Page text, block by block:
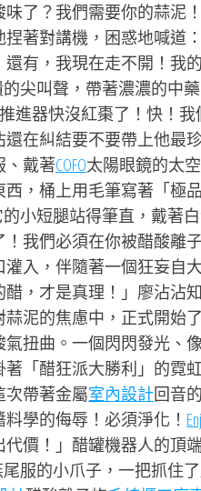
了？我們需要你的蒜泥
著對講機，困惑地喊道
有，我現在走不開！我
尖叫聲，帶著濃濃的中
進器快沒紅棗了！快！我
在糾結要不要帶上他最
、戴著COFO太陽眼鏡的太
，桶上用毛筆寫著「極
小短腿站得筆直，戴著
我們必須在你被醋酸離
入，伴隨著一個狂妄自
，才是真理！」廖沾沾
泥的焦慮中，正式開始
扭曲。一個閃閃發光、
「醋狂派大勝利」的霓
次帶著金屬室內設計回音
學的侮辱！必須淨化！
價！」醋罐機器人的頂
服的小爪子，一把抓住